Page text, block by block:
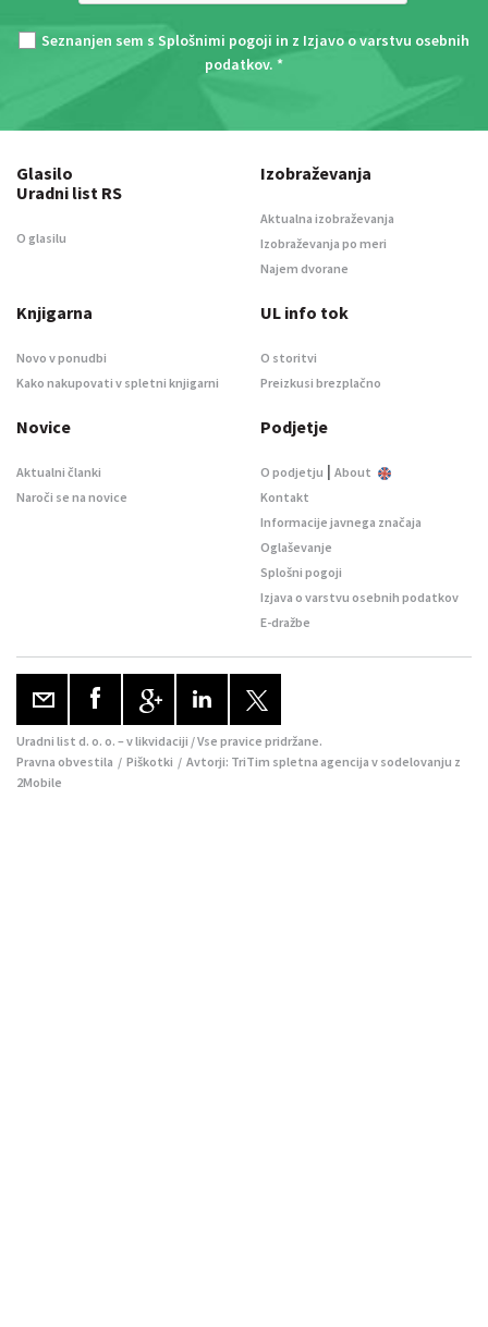
Seznanjen sem s Splošnimi pogoji in z Izjavo o varstvu osebnih
podatkov. *
Glasilo
Uradni list RS
O glasilu
Izobraževanja
Aktualna izobraževanja
Izobraževanja po meri
Najem dvorane
Knjigarna
Novo v ponudbi
Kako nakupovati v spletni knjigarni
UL info tok
O storitvi
Preizkusi brezplačno
Novice
Aktualni članki
Naroči se na novice
Podjetje
O podjetju | About
Kontakt
Informacije javnega značaja
Oglaševanje
Splošni pogoji
Izjava o varstvu osebnih podatkov
E-dražbe
Uradni list d. o. o. – v likvidaciji / Vse pravice pridržane.
Pravna obvestila / Piškotki / Avtorji: TriTim spletna agencija v sodelovanju z
2Mobile